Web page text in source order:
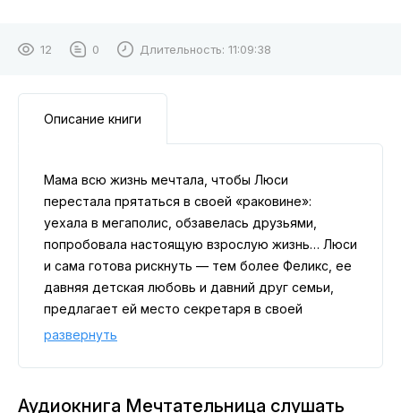
12 0 Длительность: 11:09:38
Описание книги
Мама всю жизнь мечтала, чтобы Люси
перестала прятаться в своей «раковине»:
уехала в мегаполис, обзавелась друзьями,
попробовала настоящую взрослую жизнь… Люси
и сама готова рискнуть — тем более Феликс, ее
давняя детская любовь и давний друг семьи,
предлагает ей место секретаря в своей
компании.
история будто не про нее. В офисе постоянно
развернуть
Аудиокнига Мечтательница слушать